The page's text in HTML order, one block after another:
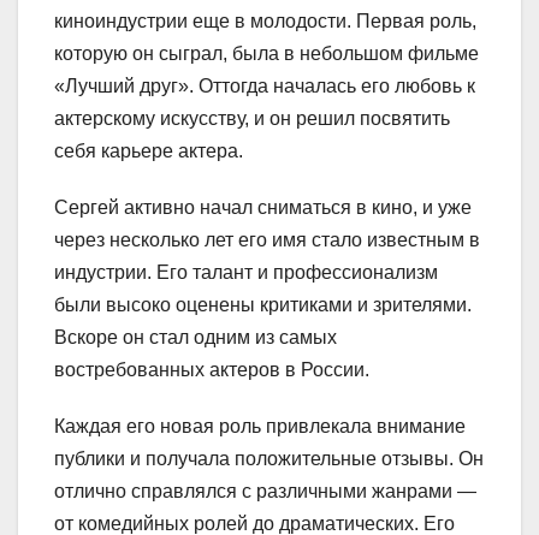
киноиндустрии еще в молодости. Первая роль,
которую он сыграл, была в небольшом фильме
«Лучший друг». Оттогда началась его любовь к
актерскому искусству, и он решил посвятить
себя карьере актера.
Сергей активно начал сниматься в кино, и уже
через несколько лет его имя стало известным в
индустрии. Его талант и профессионализм
были высоко оценены критиками и зрителями.
Вскоре он стал одним из самых
востребованных актеров в России.
Каждая его новая роль привлекала внимание
публики и получала положительные отзывы. Он
отлично справлялся с различными жанрами —
от комедийных ролей до драматических. Его